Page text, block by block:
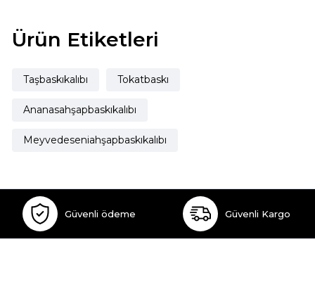
Ürün Etiketleri
Taşbaskıkalıbı Tokatbaskı
Ananasahşapbaskıkalıbı
Meyvedeseniahşapbaskıkalıbı
Güvenli ödeme Güvenli Kargo